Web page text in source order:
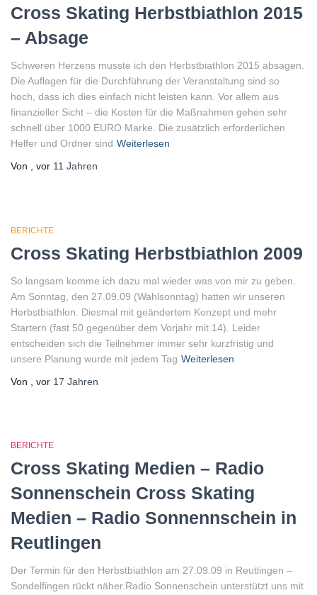
Cross Skating Herbstbiathlon 2015
– Absage
Schweren Herzens musste ich den Herbstbiathlon 2015 absagen.
Die Auflagen für die Durchführung der Veranstaltung sind so
hoch, dass ich dies einfach nicht leisten kann. Vor allem aus
finanzieller Sicht – die Kosten für die Maßnahmen gehen sehr
schnell über 1000 EURO Marke. Die zusätzlich erforderlichen
Helfer und Ordner sind Weiterlesen
Von
, vor 11 Jahren
BERICHTE
Cross Skating Herbstbiathlon 2009
So langsam komme ich dazu mal wieder was von mir zu geben.
Am Sonntag, den 27.09.09 (Wahlsonntag) hatten wir unseren
Herbstbiathlon. Diesmal mit geändertem Konzept und mehr
Startern (fast 50 gegenüber dem Vorjahr mit 14). Leider
entscheiden sich die Teilnehmer immer sehr kurzfristig und
unsere Planung wurde mit jedem Tag Weiterlesen
Von
, vor 17 Jahren
BERICHTE
Cross Skating Medien – Radio
Sonnenschein Cross Skating
Medien – Radio Sonnennschein in
Reutlingen
Der Termin für den Herbstbiathlon am 27.09.09 in Reutlingen –
Sondelfingen rückt näher.Radio Sonnenschein unterstützt uns mit